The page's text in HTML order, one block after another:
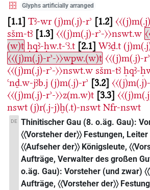
Glyphs artificially arranged
1.1 Tꜣ-wr (j)m(.j)-rʾ 1.2
sšm-tꜣ 1.3 〈〈(j)m(.j)-rʾ-〉〉nswt.w
(w)t ḥqꜣ-ḥw.t-ꜥꜣ.t 2.1 Wꜣḏ.t
〈〈(j)m(.j)-rʾ-〉〉wpw.(w)t 〈〈(j)m(.j)-
〈〈(j)m(.j)-rʾ-〉〉nswt.w sšm-tꜣ ḥqꜣ-
ꜥnḏ.w-jꜣb.j (j)m(.j)-rʾ 3.2
〈〈(j)m(.j)-rʾ-〉〉z(m.w)t 3.3
nswt (j)r(.j-j)ḫ(.t)-nswt Nfr-nswt
DE Thinitischer Gau (8. o.äg. Gau):
〈〈Vorsteher der〉〉 Festungen,
〈〈Aufseher der〉〉 Königsleute,
Aufträge, Verwalter des großen
o.äg. Gau): Vorsteher (und zwar)
Aufträge, 〈〈Vorsteher der〉〉